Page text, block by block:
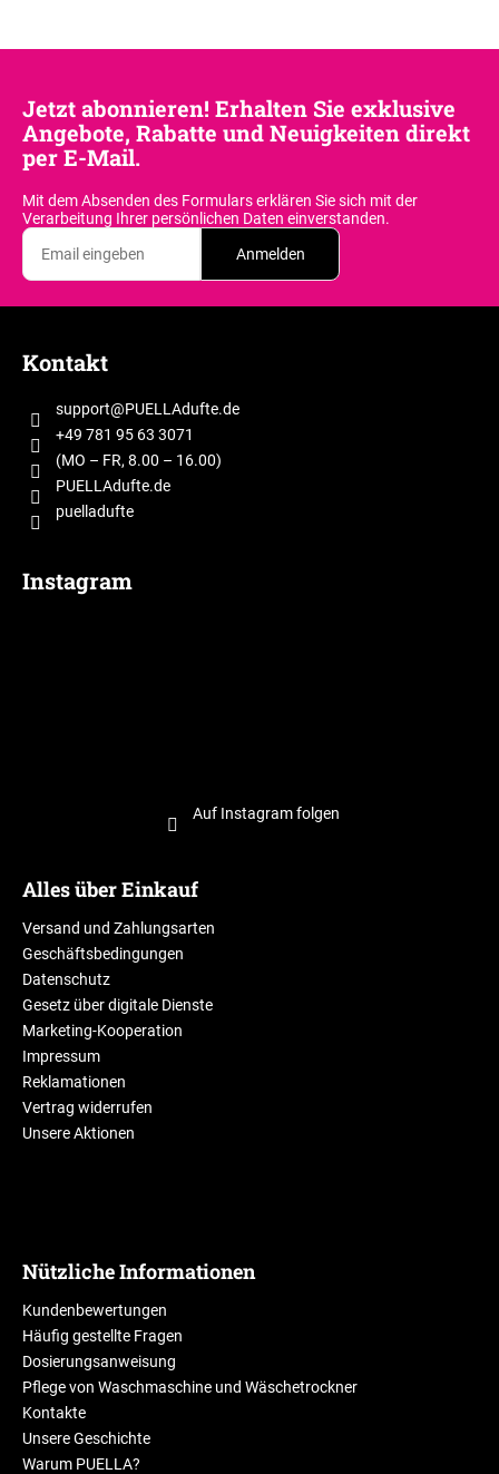
Jetzt abonnieren! Erhalten Sie exklusive
Angebote, Rabatte und Neuigkeiten direkt
per E-Mail.
Mit dem Absenden des Formulars erklären Sie sich mit der
Verarbeitung Ihrer persönlichen Daten einverstanden.
Anmelden
Kontakt
support@PUELLAdufte.de
+49 781 95 63 3071
(MO – FR, 8.00 – 16.00)
PUELLAdufte.de
puelladufte
Instagram
Auf Instagram folgen
Alles über Einkauf
Versand und Zahlungsarten
Geschäftsbedingungen
Datenschutz
Gesetz über digitale Dienste
Marketing-Kooperation
Impressum
Reklamationen
Vertrag widerrufen
Unsere Aktionen
Nützliche Informationen
Kundenbewertungen
Häufig gestellte Fragen
Dosierungsanweisung
Pflege von Waschmaschine und Wäschetrockner
Kontakte
Unsere Geschichte
Warum PUELLA?